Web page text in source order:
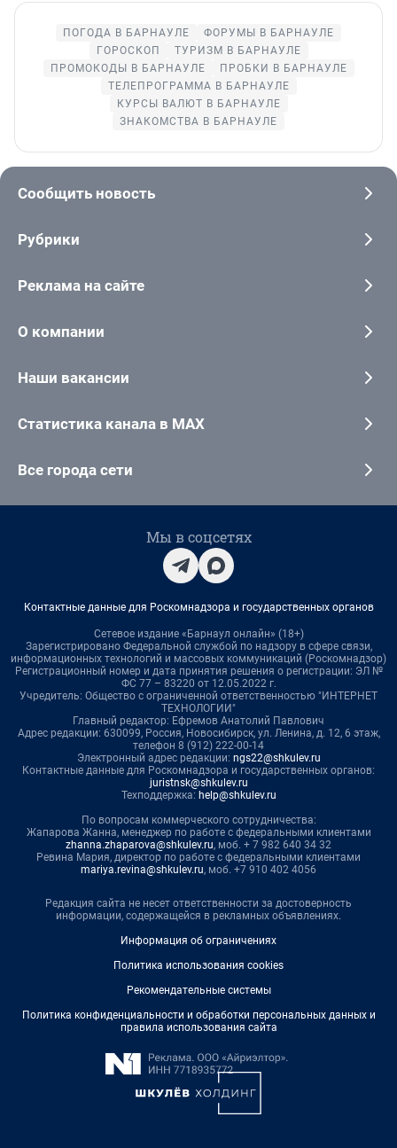
ПОГОДА В БАРНАУЛЕ
ФОРУМЫ В БАРНАУЛЕ
ГОРОСКОП
ТУРИЗМ В БАРНАУЛЕ
ПРОМОКОДЫ В БАРНАУЛЕ
ПРОБКИ В БАРНАУЛЕ
ТЕЛЕПРОГРАММА В БАРНАУЛЕ
КУРСЫ ВАЛЮТ В БАРНАУЛЕ
ЗНАКОМСТВА В БАРНАУЛЕ
Сообщить новость
Рубрики
Реклама на сайте
О компании
Наши вакансии
Статистика канала в MAX
Все города сети
Мы в соцсетях
Контактные данные для Роскомнадзора и государственных органов
Сетевое издание «Барнаул онлайн» (18+)
Зарегистрировано Федеральной службой по надзору в сфере связи,
информационных технологий и массовых коммуникаций (Роскомнадзор)
Регистрационный номер и дата принятия решения о регистрации: ЭЛ №
ФС 77 – 83220 от 12.05.2022 г.
Учредитель: Общество с ограниченной ответственностью "ИНТЕРНЕТ
ТЕХНОЛОГИИ"
Главный редактор: Ефремов Анатолий Павлович
Адрес редакции: 630099, Россия, Новосибирск, ул. Ленина, д. 12, 6 этаж,
телефон 8 (912) 222-00-14
Электронный адрес редакции: ngs22@shkulev.ru
Контактные данные для Роскомнадзора и государственных органов:
juristnsk@shkulev.ru
Техподдержка: help@shkulev.ru
По вопросам коммерческого сотрудничества:
Жапарова Жанна, менеджер по работе с федеральными клиентами
zhanna.zhaparova@shkulev.ru, моб. + 7 982 640 34 32
Ревина Мария, директор по работе с федеральными клиентами
mariya.revina@shkulev.ru, моб. +7 910 402 4056
Редакция сайта не несет ответственности за достоверность
информации, содержащейся в рекламных объявлениях.
Информация об ограничениях
Политика использования cookies
Рекомендательные системы
Политика конфиденциальности и обработки персональных данных и
правила использования сайта